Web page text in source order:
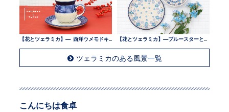
ツェラミカのある風景一覧
こんにちは食卓